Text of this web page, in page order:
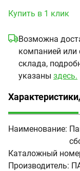
Купить в 1 клик
Возможна
компанией
склада,
указаны здесь.
Характеристики
(активная
Наименование:
Каталожный
Производитель: